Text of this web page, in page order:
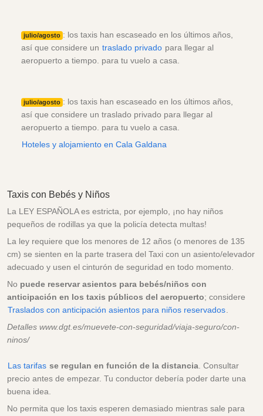
julio/agosto : los taxis han escaseado en los últimos años,
así que considere un traslado privado para llegar al
aeropuerto a tiempo. para tu vuelo a casa.
julio/agosto : los taxis han escaseado en los últimos años,
así que considere un traslado privado para llegar al
aeropuerto a tiempo. para tu vuelo a casa.
Hoteles y alojamiento en Cala Galdana
Taxis con Bebés y Niños
La LEY ESPAÑOLA es estricta, por ejemplo, ¡no hay niños
pequeños de rodillas ya que la policía detecta multas!
La ley requiere que los menores de 12 años (o menores de 135
cm) se sienten en la parte trasera del Taxi con un asiento/elevador
adecuado y usen el cinturón de seguridad en todo momento.
No puede reservar asientos para bebés/niños con
anticipación en los taxis públicos del aeropuerto; considere
Traslados con anticipación asientos para niños reservados.
Detalles www.dgt.es/muevete-con-seguridad/viaja-seguro/con-
ninos/
Las tarifas se regulan en función de la distancia. Consultar
precio antes de empezar. Tu conductor debería poder darte una
buena idea.
No permita que los taxis esperen demasiado mientras sale para